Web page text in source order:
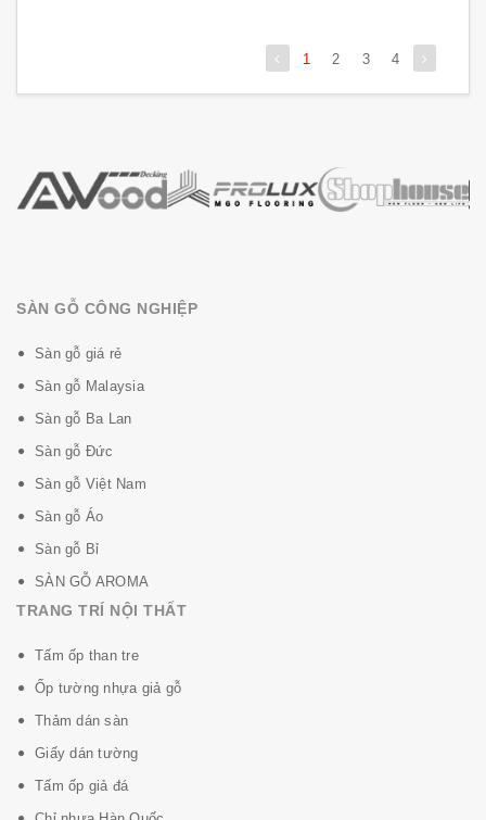
1 2 3 4
SÀN GỖ CÔNG NGHIỆP
Sàn gỗ giá rẻ
Sàn gỗ Malaysia
Sàn gỗ Ba Lan
Sàn gỗ Đức
Sàn gỗ Việt Nam
Sàn gỗ Áo
Sàn gỗ Bỉ
SÀN GỖ AROMA
TRANG TRÍ NỘI THẤT
Tấm ốp than tre
Ốp tường nhựa giả gỗ
Thảm dán sàn
Giấy dán tường
Tấm ốp giả đá